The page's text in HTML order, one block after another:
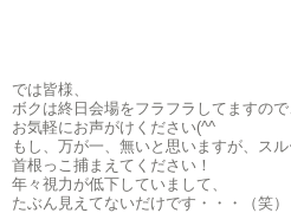
では皆様、
ボクは終日会場をフラフラしてますので
お気軽にお声がけください(^^ゞ
もし、万が一、無いと思いますが、スル
首根っこ捕まえてください！
年々視力が低下していまして、
たぶん見えてないだけです・・・（笑）